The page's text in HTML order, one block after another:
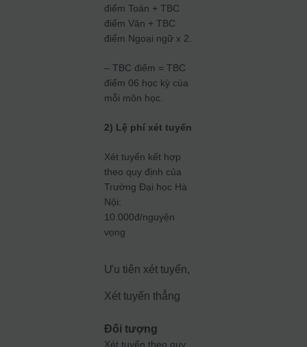
điểm Toán + TBC
điểm Văn + TBC
điểm Ngoại ngữ x 2.
– TBC điểm = TBC
điểm 06 học kỳ của
mỗi môn học.
2) Lệ phí xét tuyển
Xét tuyển kết hợp
theo quy định của
Trường Đại học Hà
Nội:
10.000đ/nguyện
vọng
Ưu tiên xét tuyển,
Xét tuyển thẳng
Đối tượng
Xét tuyển theo quy